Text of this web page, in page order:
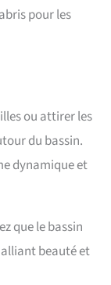
pour les
ou attirer les
du bassin.
dynamique et
que le bassin
beauté et